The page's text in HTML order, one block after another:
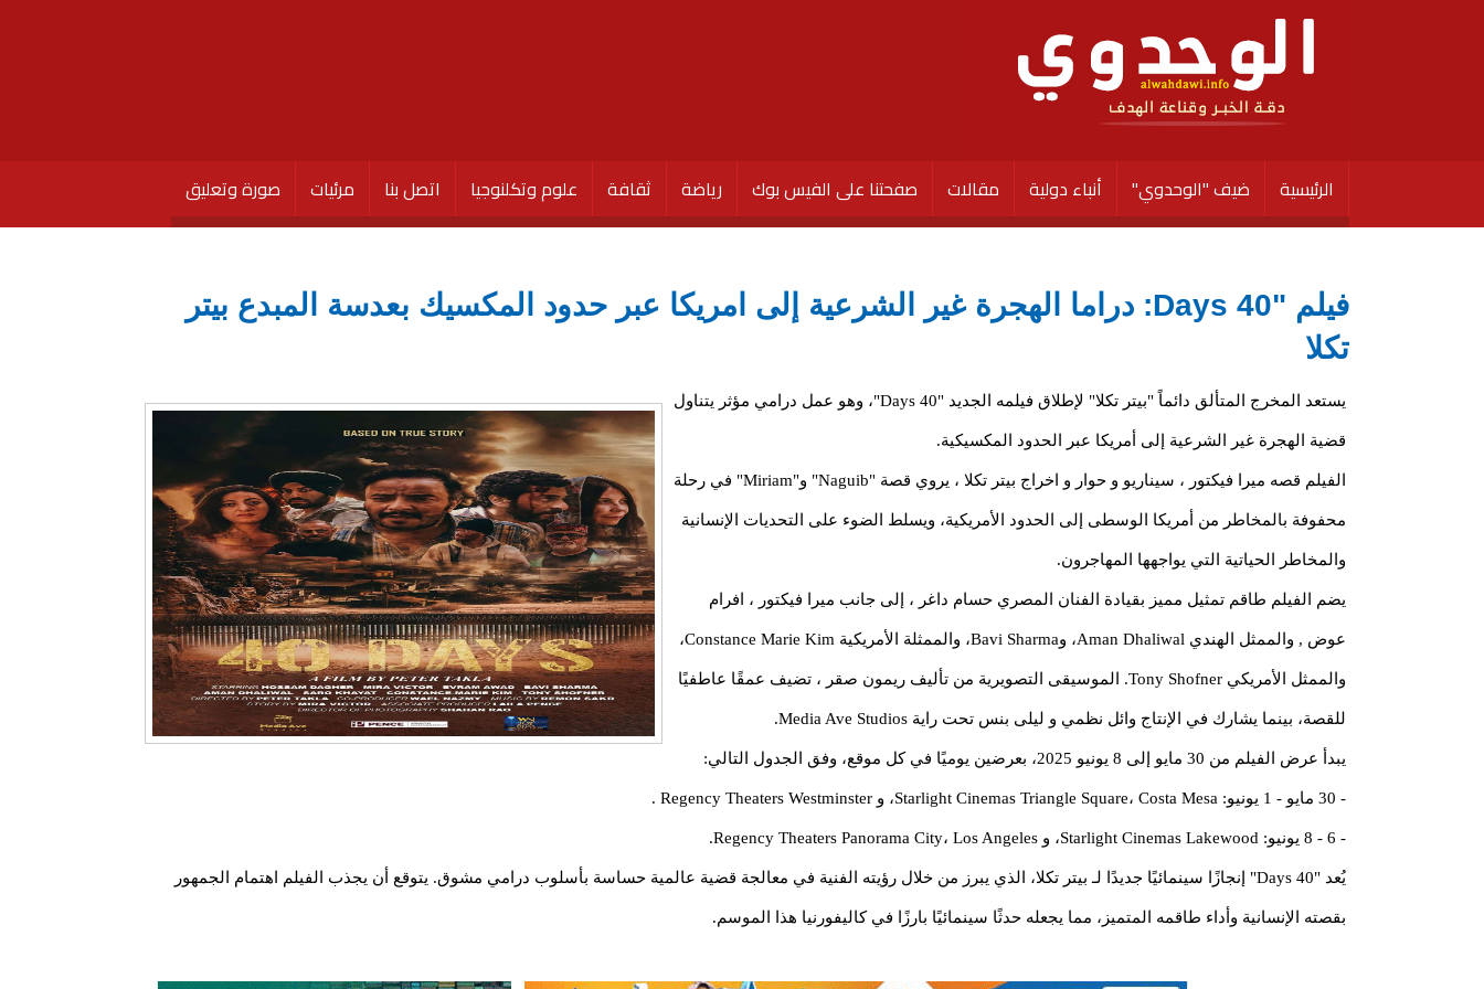
الرئيسية ضيف "الوحدوي" أنباء دولية مقالات صفحتنا على الفيس بوك رياضة ثقافة علوم وتكلنوجيا اتصل بنا مرئيات صورة وتعليق
فيلم "40 Days: دراما الهجرة غير الشرعية إلى امريكا عبر حدود المكسيك بعدسة المبدع بيتر
تكلا
يستعد المخرج المتألق دائماً "بيتر تكلا" لإطلاق فيلمه الجديد "40 Days"، وهو عمل درامي مؤثر يتناول
قضية الهجرة غير الشرعية إلى أمريكا عبر الحدود المكسيكية.
الفيلم قصه ميرا فيكتور ، سيناريو و حوار و اخراج بيتر تكلا ، يروي قصة "Naguib" و"Miriam" في رحلة
محفوفة بالمخاطر من أمريكا الوسطى إلى الحدود الأمريكية، ويسلط الضوء على التحديات الإنسانية
والمخاطر الحياتية التي يواجهها المهاجرون.
يضم الفيلم طاقم تمثيل مميز بقيادة الفنان المصري حسام داغر ، إلى جانب ميرا فيكتور ، افرام
عوض , والممثل الهندي Aman Dhaliwal، وBavi Sharma، والممثلة الأمريكية Constance Marie Kim،
والممثل الأمريكي Tony Shofner. الموسيقى التصويرية من تأليف ريمون صقر ، تضيف عمقًا عاطفيًا
للقصة، بينما يشارك في الإنتاج وائل نظمي و ليلى بنس تحت راية Media Ave Studios.
يبدأ عرض الفيلم من 30 مايو إلى 8 يونيو 2025، بعرضين يوميًا في كل موقع، وفق الجدول التالي:
- 30 مايو - 1 يونيو: Starlight Cinemas Triangle Square، Costa Mesa، و Regency Theaters Westminster .
- 6 - 8 يونيو: Starlight Cinemas Lakewood، و Regency Theaters Panorama City، Los Angeles.
يُعد "40 Days" إنجازًا سينمائيًا جديدًا لـ بيتر تكلا، الذي يبرز من خلال رؤيته الفنية في معالجة قضية عالمية حساسة بأسلوب درامي مشوق. يتوقع أن يجذب الفيلم اهتمام الجمهور
بقصته الإنسانية وأداء طاقمه المتميز، مما يجعله حدثًا سينمائيًا بارزًا في كاليفورنيا هذا الموسم.